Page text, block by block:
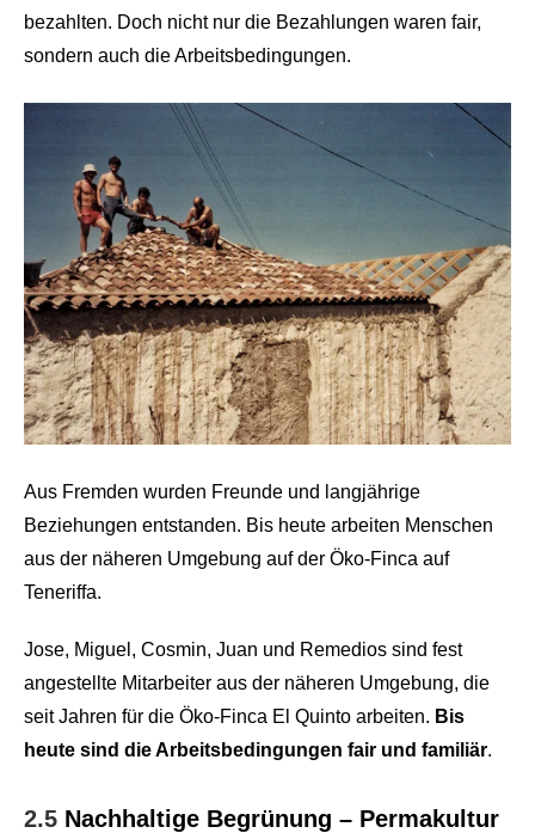
bezahlten. Doch nicht nur die Bezahlungen waren fair,
sondern auch die Arbeitsbedingungen.
Aus Fremden wurden Freunde und langjährige
Beziehungen entstanden. Bis heute arbeiten Menschen
aus der näheren Umgebung auf der Öko-Finca auf
Teneriffa.
Jose, Miguel, Cosmin, Juan und Remedios sind fest
angestellte Mitarbeiter aus der näheren Umgebung, die
seit Jahren für die Öko-Finca El Quinto arbeiten. Bis
heute sind die Arbeitsbedingungen fair und familiär.
2.5 Nachhaltige Begrünung – Permakultur